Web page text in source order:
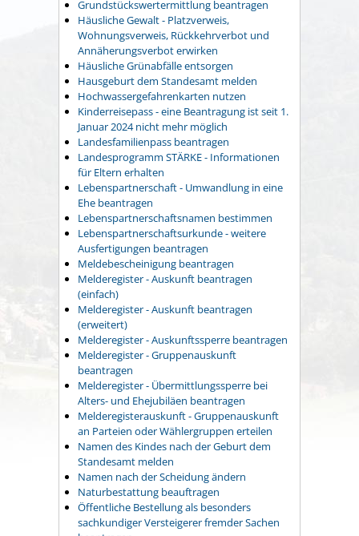
Grundstückswertermittlung beantragen
Häusliche Gewalt - Platzverweis,
Wohnungsverweis, Rückkehrverbot und
Annäherungsverbot erwirken
Häusliche Grünabfälle entsorgen
Hausgeburt dem Standesamt melden
Hochwassergefahrenkarten nutzen
Kinderreisepass - eine Beantragung ist seit 1.
Januar 2024 nicht mehr möglich
Landesfamilienpass beantragen
Landesprogramm STÄRKE - Informationen
für Eltern erhalten
Lebenspartnerschaft - Umwandlung in eine
Ehe beantragen
Lebenspartnerschaftsnamen bestimmen
Lebenspartnerschaftsurkunde - weitere
Ausfertigungen beantragen
Meldebescheinigung beantragen
Melderegister - Auskunft beantragen
(einfach)
Melderegister - Auskunft beantragen
(erweitert)
Melderegister - Auskunftssperre beantragen
Melderegister - Gruppenauskunft
beantragen
Melderegister - Übermittlungssperre bei
Alters- und Ehejubiläen beantragen
Melderegisterauskunft - Gruppenauskunft
an Parteien oder Wählergruppen erteilen
Namen des Kindes nach der Geburt dem
Standesamt melden
Namen nach der Scheidung ändern
Naturbestattung beauftragen
Öffentliche Bestellung als besonders
sachkundiger Versteigerer fremder Sachen